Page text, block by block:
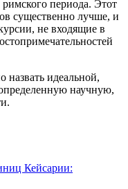
периода. Этот
существенно лучше, и
не входящие в
назвать идеальной,
научную,
Кейсарии: